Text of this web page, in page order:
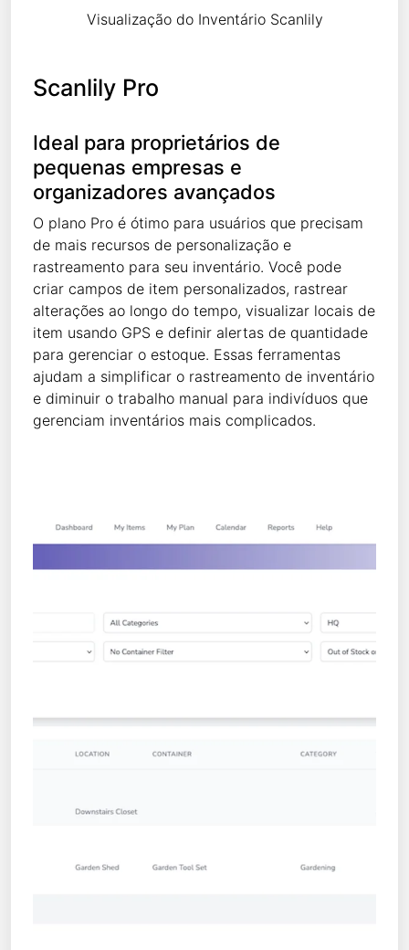
Visualização do Inventário Scanlily
Scanlily Pro
Ideal para proprietários de
pequenas empresas e
organizadores avançados
O plano Pro é ótimo para usuários que precisam
de mais recursos de personalização e
rastreamento para seu inventário. Você pode
criar campos de item personalizados, rastrear
alterações ao longo do tempo, visualizar locais de
item usando GPS e definir alertas de quantidade
para gerenciar o estoque. Essas ferramentas
ajudam a simplificar o rastreamento de inventário
e diminuir o trabalho manual para indivíduos que
gerenciam inventários mais complicados.